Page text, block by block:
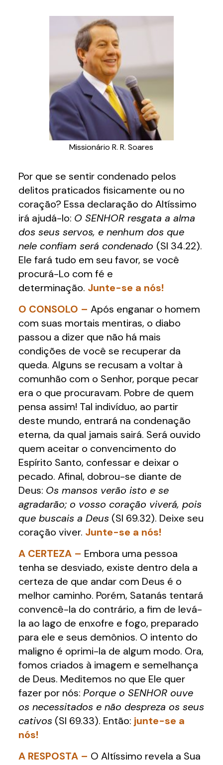
Missionário R. R. Soares
Por que se sentir condenado pelos
delitos praticados fisicamente ou no
coração? Essa declaração do Altíssimo
irá ajudá-lo: O SENHOR resgata a alma
dos seus servos, e nenhum dos que
nele confiam será condenado (Sl 34.22).
Ele fará tudo em seu favor, se você
procurá-Lo com fé e
determinação. Junte-se a nós!
O CONSOLO – Após enganar o homem
com suas mortais mentiras, o diabo
passou a dizer que não há mais
condições de você se recuperar da
queda. Alguns se recusam a voltar à
comunhão com o Senhor, porque pecar
era o que procuravam. Pobre de quem
pensa assim! Tal indivíduo, ao partir
deste mundo, entrará na condenação
eterna, da qual jamais sairá. Será ouvido
quem aceitar o convencimento do
Espírito Santo, confessar e deixar o
pecado. Afinal, dobrou-se diante de
Deus: Os mansos verão isto e se
agradarão; o vosso coração viverá, pois
que buscais a Deus(Sl 69.32). Deixe seu
coração viver. Junte-se a nós!
A CERTEZA – Embora uma pessoa
tenha se desviado, existe dentro dela a
certeza de que andar com Deus é o
melhor caminho. Porém, Satanás tentará
convencê-la do contrário, a fim de levá-
la ao lago de enxofre e fogo, preparado
para ele e seus demônios. O intento do
maligno é oprimi-la de algum modo. Ora,
fomos criados à imagem e semelhança
de Deus. Meditemos no que Ele quer
fazer por nós: Porque o SENHOR ouve
os necessitados e não despreza os seus
cativos(Sl 69.33). Então: junte-se a
nós!
A RESPOSTA – O Altíssimo revela a Sua